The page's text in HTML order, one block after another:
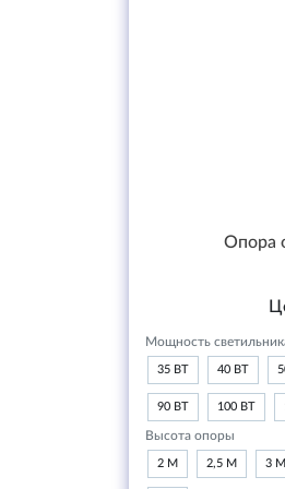
Опора
Мощность
35 ВТ 40 ВТ
90 ВТ 100 ВТ
Высота опоры
2 М 2,5 М 3 М